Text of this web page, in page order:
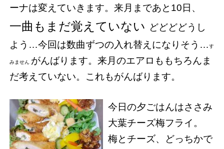
ーナは変えていきます。来月まであと10日、
一曲もまだ覚えていない どどどどうし
よう…今回は数曲ずつの入れ替えになりそう…す
みません がんばります。来月のエアロももちろんま
だ考えていない。これもがんばります。
今日の夕ごはんはささみ
大葉チーズ梅フライ。
梅とチーズ、どっちかで